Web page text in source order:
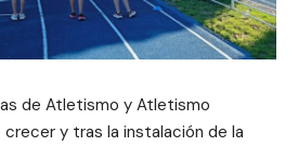
de Atletismo y Atletismo
y tras la instalación de la